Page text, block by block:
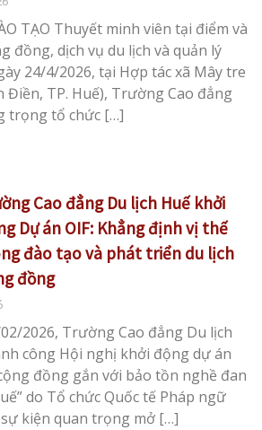
TẠO Thuyết minh viên tại điểm và
đồng, dịch vụ du lịch và quản lý
24/4/2026, tại Hợp tác xã Mây tre
Điền, TP. Huế), Trường Cao đẳng
trọng tổ chức […]
Cao đẳng Du lịch Huế khởi
Dự án OIF: Khẳng định vị thế
đào tạo và phát triển du lịch
đồng
2026, Trường Cao đẳng Du lịch
công Hội nghị khởi động dự án
đồng gắn với bảo tồn nghề đan
do Tổ chức Quốc tế Pháp ngữ
kiện quan trọng mở […]